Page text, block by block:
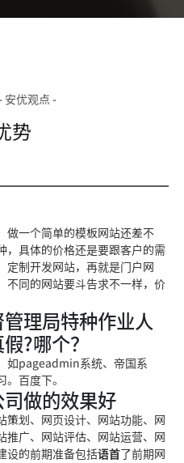
安优观点 -
势
做一个简单的模板网站还差不
，具体的价格还是要跟客户的需
定制开发网站，再就是门户网
不同的网站要斗告求不一样，价
理局特种作业人
?哪个？
如pageadmin系统、帝国系
。百度下。
做的效果好
策划、网页设计、网站功能、网
推广、网站评估、网站运营、网
设的前期准备包括语首了前期网